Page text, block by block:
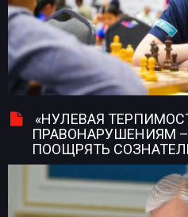
«НУЛЕВАЯ
ПРАВОНАРУШЕНИЯМ
ПООЩРЯТЬ